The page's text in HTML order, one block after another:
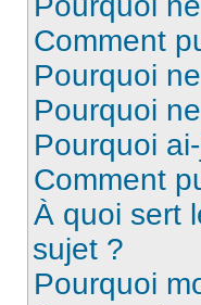
Comment
Pourquoi
Pourquoi
Pourquoi
Comment
À quoi sert
sujet ?
Pourquoi